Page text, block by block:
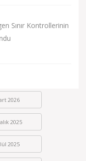
Sınır Kontrollerinin
2026
2025
2025